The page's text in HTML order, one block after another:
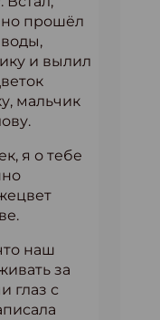
прошёл
и вылил
мальчик
я о тебе
наш
за
глаз с